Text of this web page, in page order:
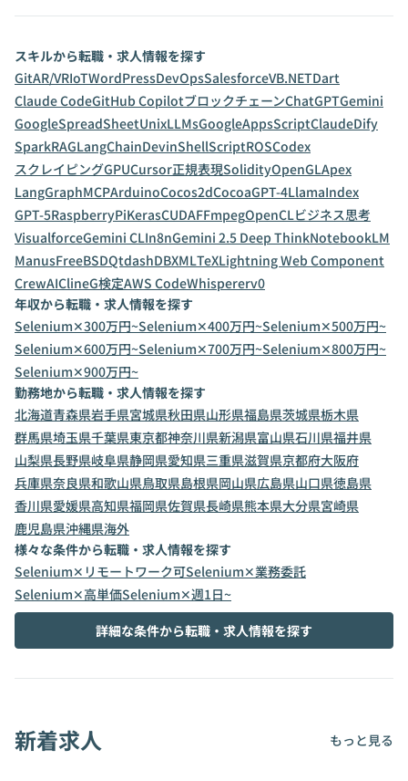
スキルから転職・求人情報を探す
GitAR/VRIoTWordPressDevOpsSalesforceVB.NETDart
Claude CodeGitHub CopilotブロックチェーンChatGPTGemini
GoogleSpreadSheetUnixLLMsGoogleAppsScriptClaudeDify
SparkRAGLangChainDevinShellScriptROSCodex
スクレイピングGPUCursor正規表現SolidityOpenGLApex
LangGraphMCPArduinoCocos2dCocoaGPT-4LlamaIndex
GPT-5RaspberryPiKerasCUDAFFmpegOpenCLビジネス思考
VisualforceGemini CLIn8nGemini 2.5 Deep ThinkNotebookLM
ManusFreeBSDQtdashDBXMLTeXLightning Web Component
CrewAIClineG検定AWS CodeWhispererv0
年収から転職・求人情報を探す
Selenium✕300万円~Selenium✕400万円~Selenium✕500万円~
Selenium✕600万円~Selenium✕700万円~Selenium✕800万円~
Selenium✕900万円~
勤務地から転職・求人情報を探す
北海道青森県岩手県宮城県秋田県山形県福島県茨城県栃木県
群馬県埼玉県千葉県東京都神奈川県新潟県富山県石川県福井県
山梨県長野県岐阜県静岡県愛知県三重県滋賀県京都府大阪府
兵庫県奈良県和歌山県鳥取県島根県岡山県広島県山口県徳島県
香川県愛媛県高知県福岡県佐賀県長崎県熊本県大分県宮崎県
鹿児島県沖縄県海外
様々な条件から転職・求人情報を探す
Selenium✕リモートワーク可Selenium✕業務委託
Selenium✕高単価Selenium✕週1日~
詳細な条件から転職・求人情報を探す
新着求人 もっと見る